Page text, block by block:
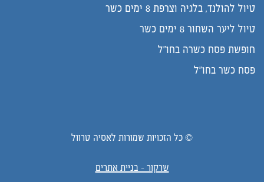
טיול להולנד, בלגיה וצרפת 8 ימים כשר
טיול ליער השחור 8 ימים כשר
חופשת פסח כשרה בחו"ל
פסח כשר בחו"ל
© כל הזכויות שמורות לאסיה טרוול
שרקור - בניית אתרים